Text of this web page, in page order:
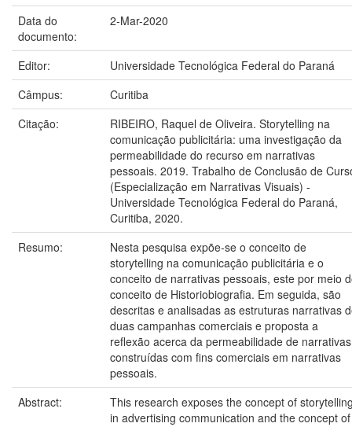
Data do
documento:
2-Mar-2020
Editor:
Universidade Tecnológica Federal do Paraná
Câmpus:
Curitiba
Citação:
RIBEIRO, Raquel de Oliveira. Storytelling na
comunicação publicitária: uma investigação da
permeabilidade do recurso em narrativas
pessoais. 2019. Trabalho de Conclusão de
(Especialização em Narrativas Visuais) -
Universidade Tecnológica Federal do Paraná,
Curitiba, 2020.
Resumo:
Nesta pesquisa expõe-se o conceito de
storytelling na comunicação publicitária e o
conceito de narrativas pessoais, este por meio
conceito de Historiobiografia. Em seguida, são
descritas e analisadas as estruturas narrativas
duas campanhas comerciais e proposta a
reflexão acerca da permeabilidade de narrativas
construídas com fins comerciais em narrativas
pessoais.
Abstract:
This research exposes the concept of
in advertising communication and the concept of